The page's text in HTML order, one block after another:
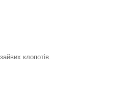
клопотів.